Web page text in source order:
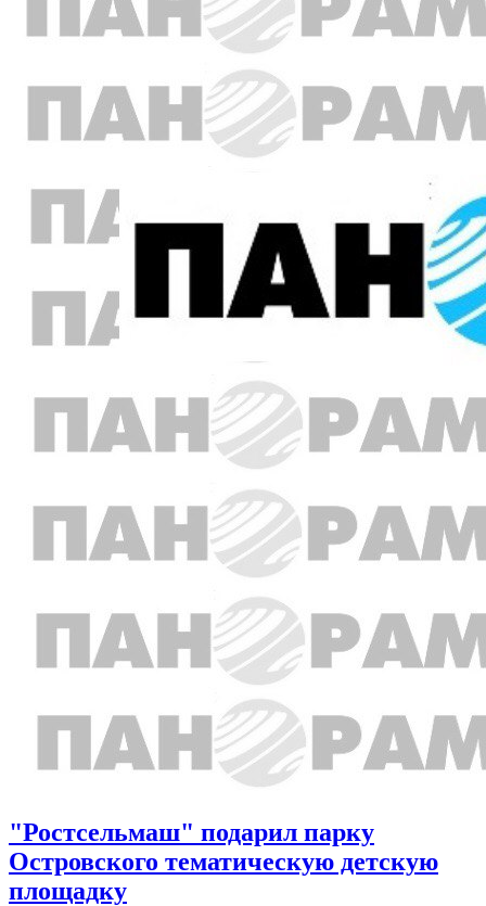
"Ростсельмаш" подарил парку
Островского тематическую детскую
площадку